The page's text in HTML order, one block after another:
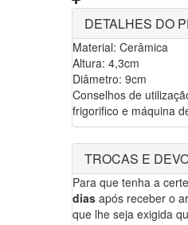
DETALHES DO
Material: Cerâmica
Altura: 4,3cm
Diâmetro: 9cm
Conselhos de
frigorifico e máquina
TROCAS E
Para que tenha a
dias após receber o
que lhe seja exigida